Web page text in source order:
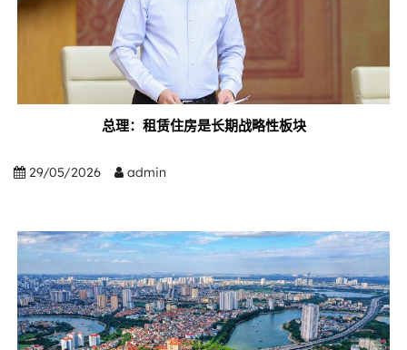
总理：租赁住房是长期战略性板块
29/05/2026 admin